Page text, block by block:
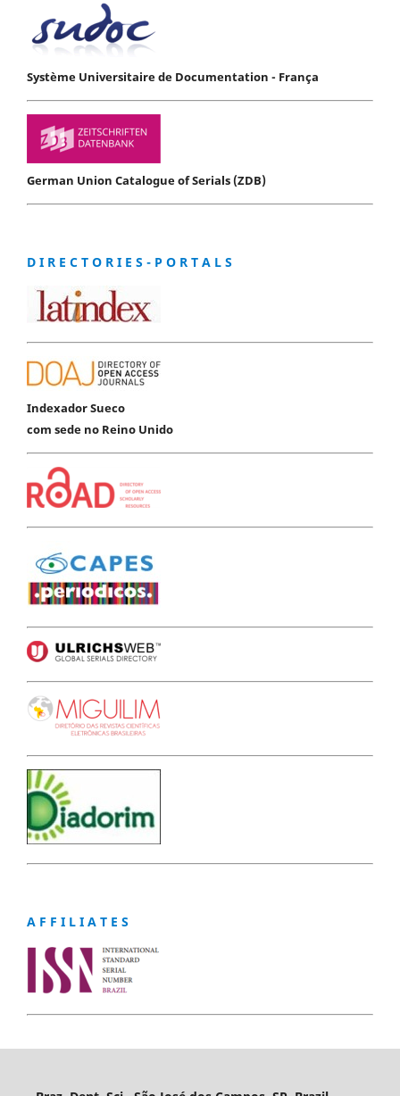
Système Universitaire de Documentation - França
German Union Catalogue of Serials (ZDB)
D I R E C T O R I E S - P O R T A L S
Indexador Sueco
com sede no Reino Unido
A F F I L I A T E S